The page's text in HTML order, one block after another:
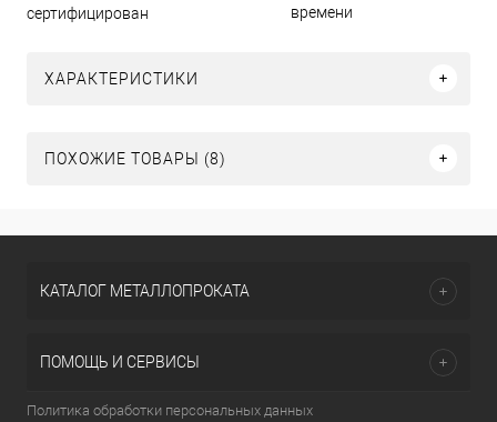
сертифицирован
времени
ХАРАКТЕРИСТИКИ
ПОХОЖИЕ ТОВАРЫ (8)
КАТАЛОГ МЕТАЛЛОПРОКАТА
ПОМОЩЬ И СЕРВИСЫ
Политика обработки персональных данных